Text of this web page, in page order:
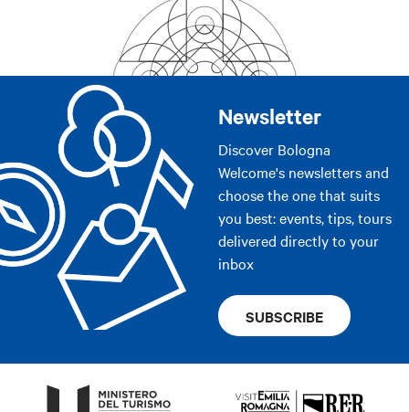
Newsletter
Discover Bologna
Welcome's newsletters and
choose the one that suits
you best: events, tips, tours
delivered directly to your
inbox
SUBSCRIBE